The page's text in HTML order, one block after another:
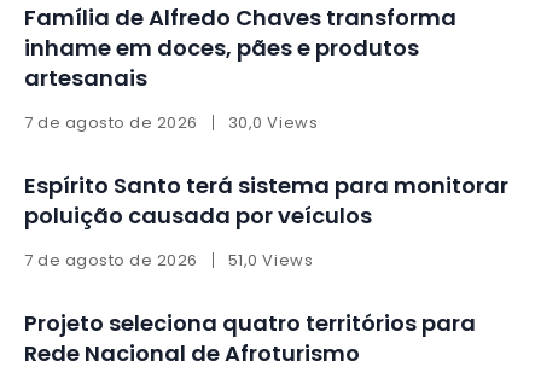
Família de Alfredo Chaves transforma
inhame em doces, pães e produtos
artesanais
7 de agosto de 2026 30,0 Views
Espírito Santo terá sistema para monitorar
poluição causada por veículos
7 de agosto de 2026 51,0 Views
Projeto seleciona quatro territórios para
Rede Nacional de Afroturismo